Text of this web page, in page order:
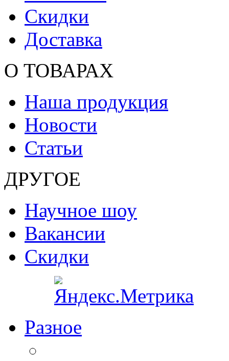
Скидки
Доставка
О ТОВАРАХ
Наша продукция
Новости
Статьи
ДРУГОЕ
Научное шоу
Вакансии
Скидки
Разное